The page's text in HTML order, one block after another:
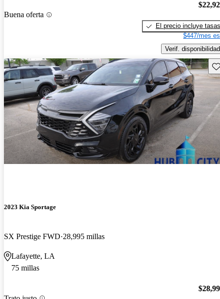
Buena oferta
El precio incluye tasas
$447/mes
Verif. disponibilidad
2023 Kia Sportage
SX Prestige FWD 28,995 millas
Lafayette, LA
75 millas